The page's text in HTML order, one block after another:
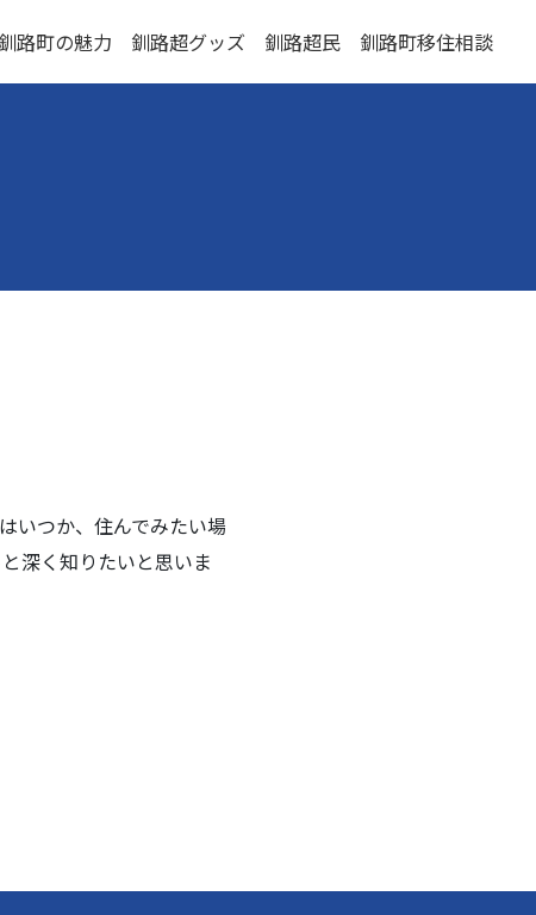
釧路町の魅力 釧路超グッズ 釧路超民 釧路町移住相談
いつか、住んでみたい場
深く知りたいと思いま